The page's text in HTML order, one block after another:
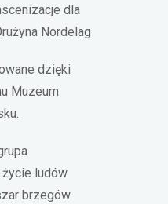
dla
Nordelag
dzięki
Muzeum
ludów
brzegów